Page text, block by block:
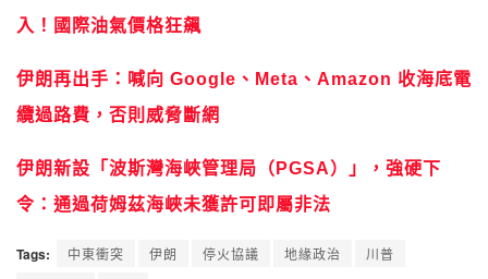
入！國際油氣價格狂飆
伊朗再出手：喊向 Google、Meta、Amazon 收海底電
纜過路費，否則威脅斷網
伊朗新設「波斯灣海峽管理局（PGSA）」，強硬下
令：通過荷姆茲海峽未獲許可即屬非法
Tags: 中東衝突 伊朗 停火協議 地緣政治
川普